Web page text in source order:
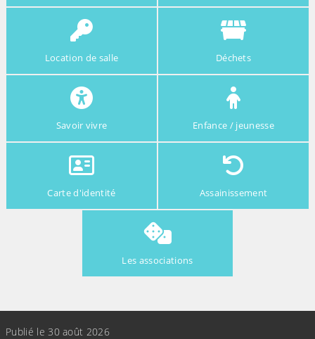
Location de salle Déchets
Savoir vivre Enfance / jeunesse
Carte d'identité Assainissement
Les associations
Publié le 30 août 2026